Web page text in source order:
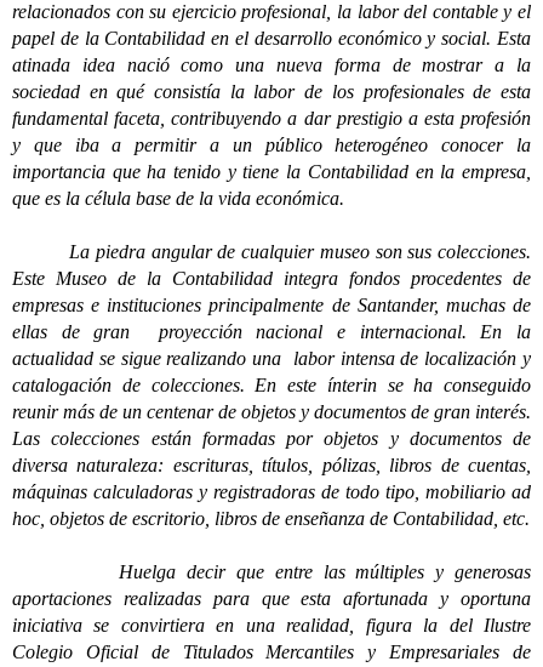
relacionados con su ejercicio profesional, la labor del contable y el
papel de la Contabilidad en el desarrollo económico y social. Esta
atinada idea nació como una nueva forma de mostrar a la
sociedad en qué consistía la labor de los profesionales de esta
fundamental faceta, contribuyendo a dar prestigio a esta profesión
y que iba a permitir a un público heterogéneo conocer la
importancia que ha tenido y tiene la Contabilidad en la empresa,
que es la célula base de la vida económica.
La piedra angular de cualquier museo son sus colecciones.
Este Museo de la Contabilidad integra fondos procedentes de
empresas e instituciones principalmente de Santander, muchas de
ellas de gran proyección nacional e internacional. En la
actualidad se sigue realizando una labor intensa de localización y
catalogación de colecciones. En este ínterin se ha conseguido
reunir más de un centenar de objetos y documentos de gran interés.
Las colecciones están formadas por objetos y documentos de
diversa naturaleza: escrituras, títulos, pólizas, libros de cuentas,
máquinas calculadoras y registradoras de todo tipo, mobiliario ad
hoc, objetos de escritorio, libros de enseñanza de Contabilidad, etc.
Huelga decir que entre las múltiples y generosas
aportaciones realizadas para que esta afortunada y oportuna
iniciativa se convirtiera en una realidad, figura la del Ilustre
Colegio Oficial de Titulados Mercantiles y Empresariales de